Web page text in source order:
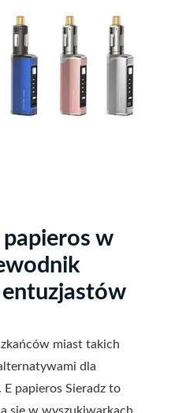
w
miast takich
dla
papieros Sieradz to